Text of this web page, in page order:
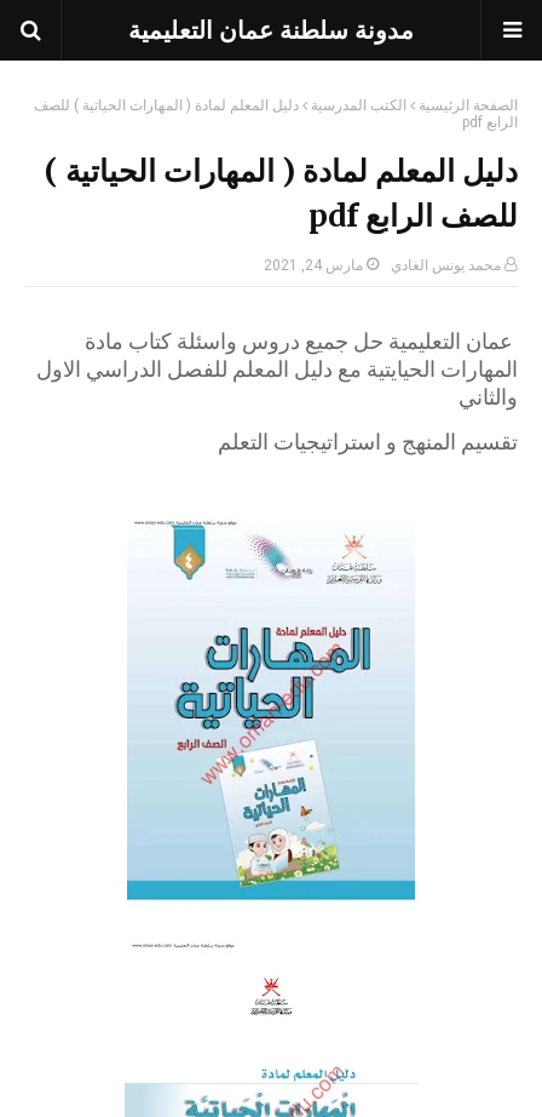
مدونة سلطنة عمان التعليمية
الصفحة الرئيسية الكتب المدرسية
دليل المعلم لمادة ( المهارات الحياتية ) للصف
الرابع pdf
دليل المعلم لمادة ( المهارات الحياتية )
للصف الرابع pdf
محمد يونس الغادي مارس 24, 2021
عمان التعليمية حل جميع دروس واسئلة كتاب مادة
المهارات الحيايتية مع دليل المعلم للفصل الدراسي الاول
والثاني
تقسيم المنهج و استراتيجيات التعلم